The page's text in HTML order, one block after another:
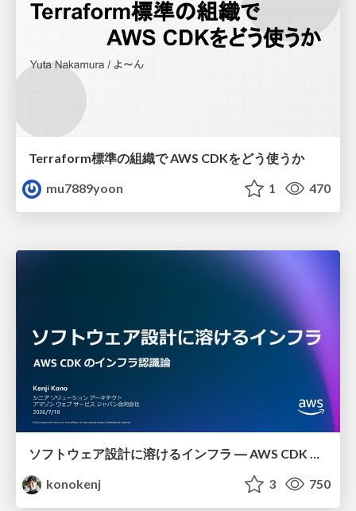
Terraform標準の組織で AWS CDKをどう使うか
mu7889yoon
1 470
ソフトウェア設計に溶けるインフラ ― AWS CDK のインフラ認識論
konokenj
3 750